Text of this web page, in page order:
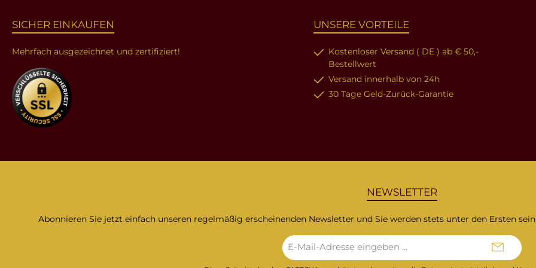
SICHER EINKAUFEN
Mehrfach ausgezeichnet und zertifiziert!
UNSERE VORTEILE
Kostenloser Versand ( DE ) ab € 50,-
Bestellwert
Versand innerhalb von 24h
30 Tage Geld-Zurück-Garantie
NEWSLETTER
Abonnieren Sie jetzt einfach unseren regelmäßig erscheinenden Newsletter und Sie werden stets unter den Ersten
Mail-
Adresse*